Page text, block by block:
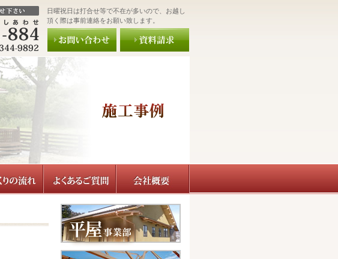
日曜祝日は打合せ等で不在が多いので、お越し
頂く際は事前連絡をお願い致します。